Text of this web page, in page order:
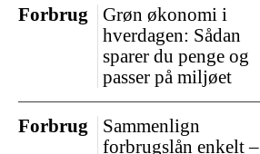
Grøn økonomi i
hverdagen: Sådan
sparer du penge og
passer på miljøet
Forbrug
Sammenlign
forbrugslån enkelt –
Forbrug